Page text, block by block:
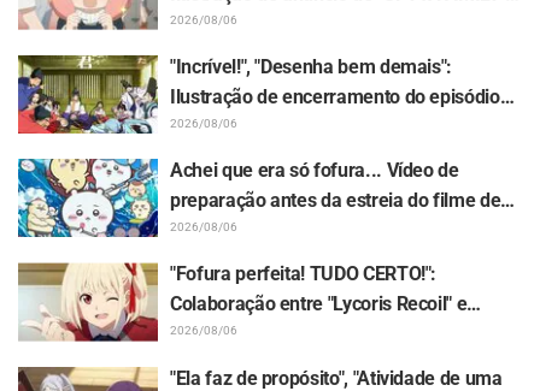
rende comentários: "A Anya tá derretendo
kkkk"
2026/08/06
"Incrível!", "Desenha bem demais":
Ilustração de encerramento do episódio
13 feita por Asaki Yuikawa, dubladora do
protagonista de "The Elusive Samurai",
recebe chuva de elogios
2026/08/06
Achei que era só fofura... Vídeo de
preparação antes da estreia do filme de
"Chiikawa" gera surpresa com contraste:
"Muito mais severo do que eu imaginava",
"Só fala sobre trabalho"
2026/08/06
"Fofura perfeita! TUDO CERTO!":
Colaboração entre "Lycoris Recoil" e
Kumamine, criador do "Shigoto Neko",
gera onda de respostas "TUDO CERTO!"
2026/08/06
"Ela faz de propósito", "Atividade de uma